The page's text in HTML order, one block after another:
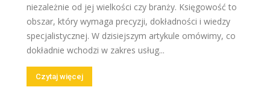
niezależnie od jej wielkości czy branży. Księgowość to
obszar, który wymaga precyzji, dokładności i wiedzy
specjalistycznej. W dzisiejszym artykule omówimy, co
dokładnie wchodzi w zakres usług...
Czytaj więcej